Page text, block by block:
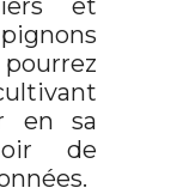
et
en sa
de